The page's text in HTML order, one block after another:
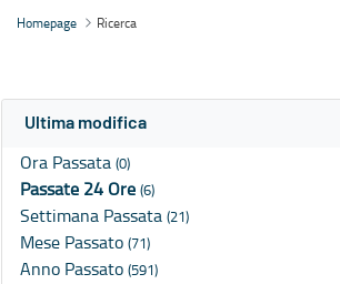
Homepage Ricerca
Ultima modifica
Ora Passata (0)
Passate 24 Ore (6)
Settimana Passata (21)
Mese Passato (71)
Anno Passato (591)